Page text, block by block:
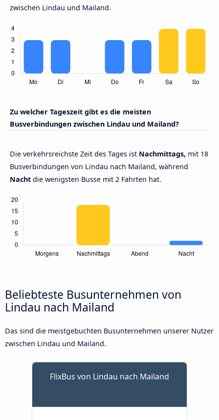
zwischen Lindau und Mailand.
Zu welcher Tageszeit gibt es die meisten
Busverbindungen zwischen Lindau und Mailand?
Die verkehrsreichste Zeit des Tages ist Nachmittags, mit 18
Busverbindungen von Lindau nach Mailand, während
Nacht die wenigsten Busse mit 2 Fahrten hat.
Beliebteste Busunternehmen von
Lindau nach Mailand
Das sind die meistgebuchten Busunternehmen unserer Nutzer
zwischen Lindau und Mailand.
FlixBus von Lindau nach Mailand